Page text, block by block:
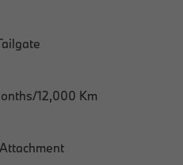
12,000 Km